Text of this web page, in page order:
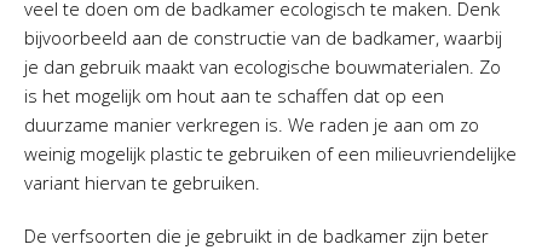
veel te doen om de badkamer ecologisch te maken. Denk
bijvoorbeeld aan de constructie van de badkamer, waarbij
je dan gebruik maakt van ecologische bouwmaterialen. Zo
is het mogelijk om hout aan te schaffen dat op een
duurzame manier verkregen is. We raden je aan om zo
weinig mogelijk plastic te gebruiken of een milieuvriendelijke
variant hiervan te gebruiken.
De verfsoorten die je gebruikt in de badkamer zijn beter